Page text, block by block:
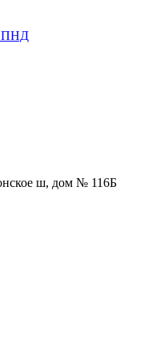
ПНД
ш, дом № 116Б